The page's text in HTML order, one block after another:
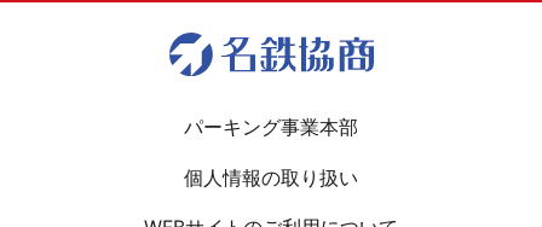
パーキング事業本部
個人情報の取り扱い